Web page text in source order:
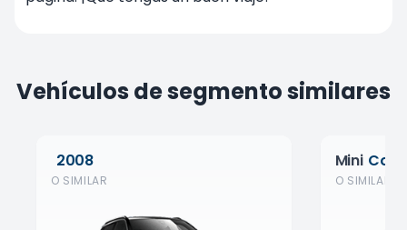
Vehículos de segmento similares
2008
O SIMILAR
Mini
O SIMILAR